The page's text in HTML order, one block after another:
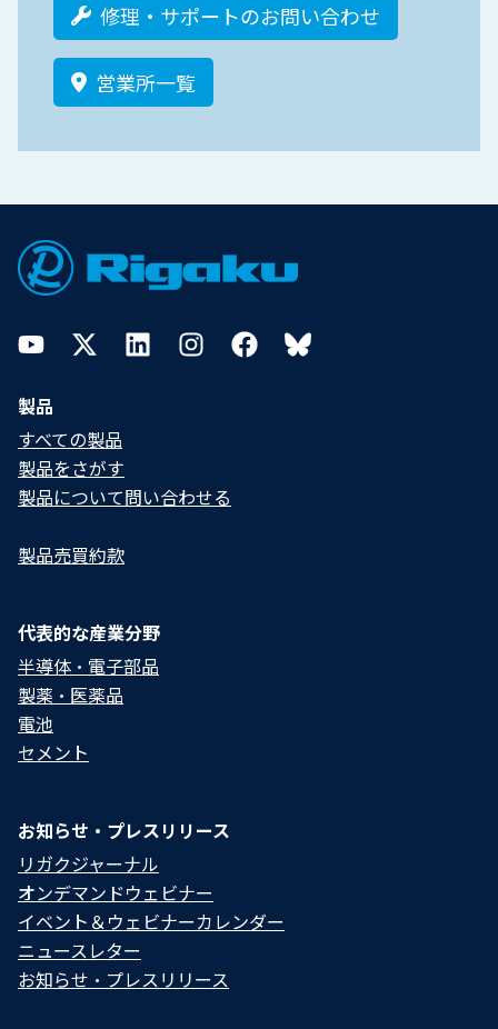
修理・サポートのお問い合わせ
営業所一覧
Footer
YouTubeTwitterLinkedInInstagramFacebookBluesky
製品
すべての製品
製品をさがす
製品について問い合わせる​
製品売買約款
代表的な産業分野
半導体・電子部品
製薬・医薬品
電池
セメント
お知らせ・プレスリリース
リガクジャーナル
オンデマンドウェビナー
イベント＆ウェビナーカレンダー
ニュースレター
お知らせ・プレスリリース